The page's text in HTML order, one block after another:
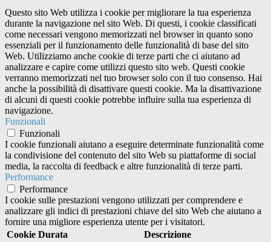
Questo sito Web utilizza i cookie per migliorare la tua esperienza
durante la navigazione nel sito Web. Di questi, i cookie classificati
come necessari vengono memorizzati nel browser in quanto sono
essenziali per il funzionamento delle funzionalità di base del sito
Web. Utilizziamo anche cookie di terze parti che ci aiutano ad
analizzare e capire come utilizzi questo sito web. Questi cookie
verranno memorizzati nel tuo browser solo con il tuo consenso. Hai
anche la possibilità di disattivare questi cookie. Ma la disattivazione
di alcuni di questi cookie potrebbe influire sulla tua esperienza di
navigazione.
Funzionali
Funzionali
I cookie funzionali aiutano a eseguire determinate funzionalità come
la condivisione del contenuto del sito Web su piattaforme di social
media, la raccolta di feedback e altre funzionalità di terze parti.
Performance
Performance
I cookie sulle prestazioni vengono utilizzati per comprendere e
analizzare gli indici di prestazioni chiave del sito Web che aiutano a
fornire una migliore esperienza utente per i visitatori.
Cookie Durata
Descrizione